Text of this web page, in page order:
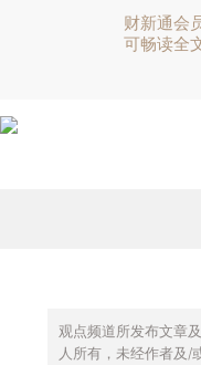
财新通会
可畅读全
观点频道所发布文章
人所有，未经作者及/